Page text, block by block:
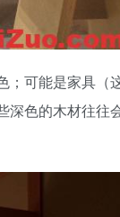
；可能是家具（
深色的木材往往